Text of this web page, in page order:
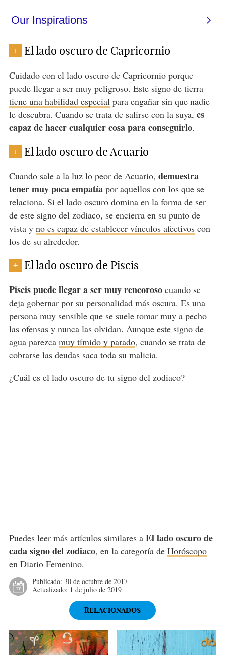
+ El lado oscuro de Capricornio
Cuidado con el lado oscuro de Capricornio porque
puede llegar a ser muy peligroso. Este signo de tierra
tiene una habilidad especial para engañar sin que nadie
le descubra. Cuando se trata de salirse con la suya, es
capaz de hacer cualquier cosa para conseguirlo.
+ El lado oscuro de Acuario
Cuando sale a la luz lo peor de Acuario, demuestra
tener muy poca empatíapor aquellos con los que se
relaciona. Si el lado oscuro domina en la forma de ser
de este signo del zodiaco, se encierra en su punto de
vista y no es capaz de establecer vínculos afectivoscon
los de su alrededor.
+ El lado oscuro de Piscis
Piscis puede llegar a ser muy rencorosocuando se
deja gobernar por su personalidad más oscura. Es una
persona muy sensible que se suele tomar muy a pecho
las ofensas y nunca las olvidan. Aunque este signo de
agua parezca muy tímido y parado, cuando se trata de
cobrarse las deudas saca toda su malicia.
¿Cuál es el lado oscuro de tu signo del zodiaco?
Puedes leer más artículos similares a El lado oscuro de
cada signo del zodiaco, en la categoría de Horóscopo
en Diario Femenino.
Publicado: 30 de octubre de 2017
Actualizado: 1 de julio de 2019
RELACIONADOS